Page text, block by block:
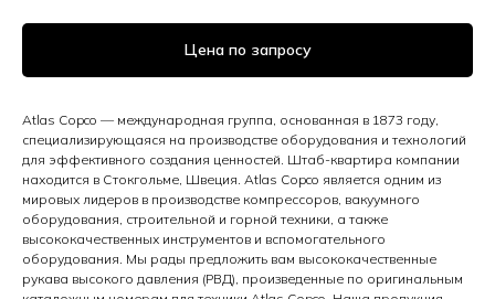
Цена по запросу
Atlas Copco — международная группа, основанная в 1873 году,
специализирующаяся на производстве оборудования и технологий
для эффективного создания ценностей. Штаб-квартира компании
находится в Стокгольме, Швеция. Atlas Copco является одним из
мировых лидеров в производстве компрессоров, вакуумного
оборудования, строительной и горной техники, а также
высококачественных инструментов и вспомогательного
оборудования. Мы рады предложить вам высококачественные
рукава высокого давления (РВД), произведенные по оригинальным